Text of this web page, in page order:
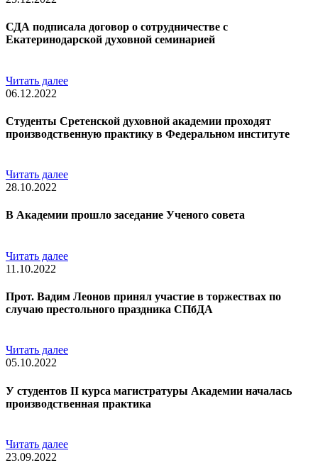
СДА подписала договор о сотрудничестве с
Екатеринодарской духовной семинарией
Читать далее
06.12.2022
Студенты Сретенской духовной академии проходят
производственную практику в Федеральном институте
Читать далее
28.10.2022
В Академии прошло заседание Ученого совета
Читать далее
11.10.2022
Прот. Вадим Леонов принял участие в торжествах по
случаю престольного праздника СПбДА
Читать далее
05.10.2022
У cтудентов II курса магистратуры Академии началась
производственная практика
Читать далее
23.09.2022